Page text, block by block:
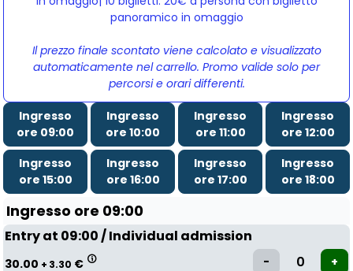
panoramico in omaggio
Il prezzo finale scontato viene calcolato e visualizzato
automaticamente nel carrello. Promo valide solo per
percorsi e orari differenti.
Ingresso
ore 09:00
Ingresso
ore 10:00
Ingresso
ore 11:00
Ingresso
ore 12:00
Ingresso
ore 15:00
Ingresso
ore 16:00
Ingresso
ore 17:00
Ingresso
ore 18:00
Ingresso ore 09:00
Entry at 09:00 / Individual admission
30.00 + 3.30 €